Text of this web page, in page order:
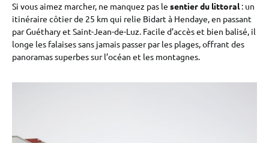
Si vous aimez marcher, ne manquez pas le sentier du littoral: un
itinéraire côtier de 25 km qui relie Bidart à Hendaye, en passant
par Guéthary et Saint-Jean-de-Luz. Facile d’accès et bien balisé, il
longe les falaises sans jamais passer par les plages, offrant des
panoramas superbes sur l’océan et les montagnes.